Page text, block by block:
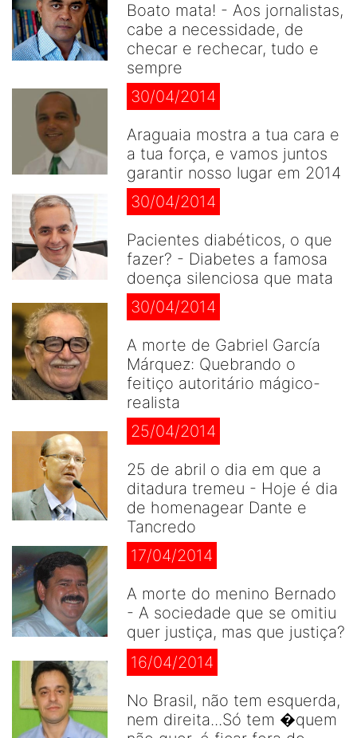
Boato mata! - Aos jornalistas,
cabe a necessidade, de
checar e rechecar, tudo e
sempre
30/04/2014
Araguaia mostra a tua cara e
a tua força, e vamos juntos
garantir nosso lugar em 2014
30/04/2014
Pacientes diabéticos, o que
fazer? - Diabetes a famosa
doença silenciosa que mata
30/04/2014
A morte de Gabriel García
Márquez: Quebrando o
feitiço autoritário mágico-
realista
25/04/2014
25 de abril o dia em que a
ditadura tremeu - Hoje é dia
de homenagear Dante e
Tancredo
17/04/2014
A morte do menino Bernado
- A sociedade que se omitiu
quer justiça, mas que justiça?
16/04/2014
No Brasil, não tem esquerda,
nem direita...Só tem �quem